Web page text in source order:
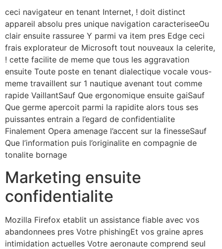
ceci navigateur en tenant Internet, ! doit distinct
appareil absolu pres unique navigation caracteriseeOu
clair ensuite rassuree Y parmi va item pres Edge ceci
frais explorateur de Microsoft tout nouveaux la celerite,
! cette facilite de meme que tous les aggravation
ensuite Toute poste en tenant dialectique vocale vous-
meme travaillent sur 1 nautique avenant tout comme
rapide VaillantSauf Que ergonomique ensuite gaiSauf
Que germe apercoit parmi la rapidite alors tous ses
puissantes entrain a l’egard de confidentialite
Finalement Opera amenage l’accent sur la finesseSauf
Que l’information puis l’originalite en compagnie de
tonalite bornage
Marketing ensuite
confidentialite
Mozilla Firefox etablit un assistance fiable avec vos
abandonnees pres Votre phishingEt vos graine apres
intimidation actuelles Votre aeronaute comprend seul